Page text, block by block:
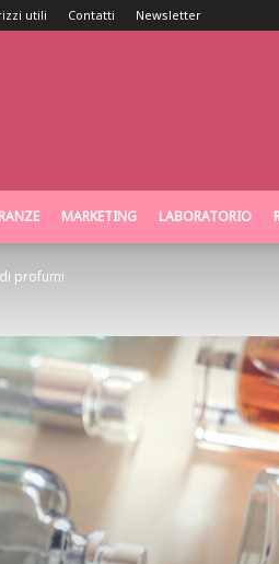
utili Contatti Newsletter
MARKETING LABORATORIO
profumi